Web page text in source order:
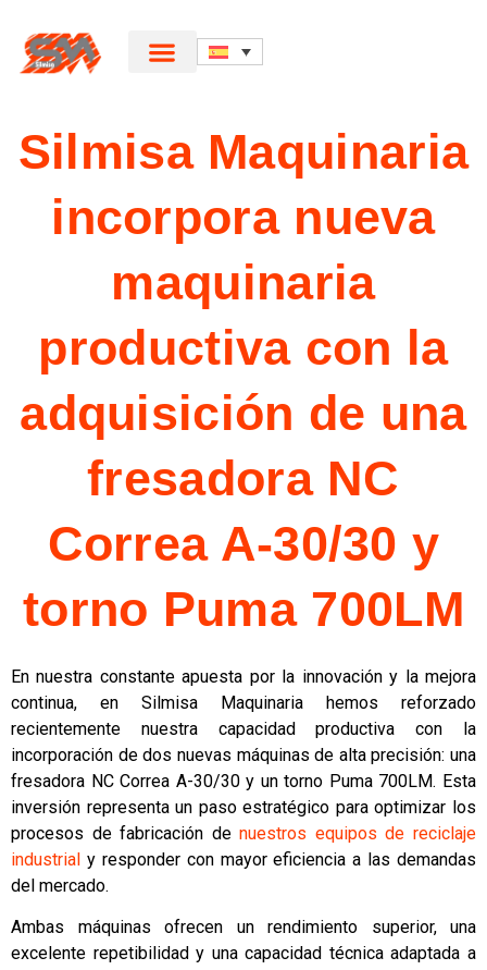
Silmisa Maquinaria
incorpora nueva
maquinaria
productiva con la
adquisición de una
fresadora NC
Correa A-30/30 y
torno Puma 700LM
En nuestra constante apuesta por la innovación y la mejora
continua, en Silmisa Maquinaria hemos reforzado
recientemente nuestra capacidad productiva con la
incorporación de dos nuevas máquinas de alta precisión: una
fresadora NC Correa A-30/30 y un torno Puma 700LM. Esta
inversión representa un paso estratégico para optimizar los
procesos de fabricación denuestros equipos de reciclaje
industrial y responder con mayor eficiencia a las demandas
del mercado.
Ambas máquinas ofrecen un rendimiento superior, una
excelente repetibilidad y una capacidad técnica adaptada a